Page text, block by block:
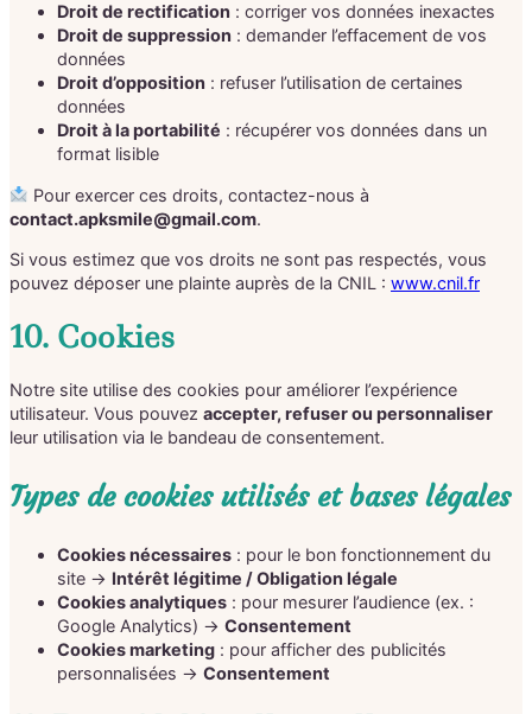
Droit de rectification : corriger vos données inexactes
Droit de suppression : demander l’effacement de vos
données
Droit d’opposition : refuser l’utilisation de certaines
données
Droit à la portabilité : récupérer vos données dans un
format lisible
Pour exercer ces droits, contactez-nous à
contact.apksmile@gmail.com.
Si vous estimez que vos droits ne sont pas respectés, vous
pouvez déposer une plainte auprès de la CNIL : www.cnil.fr
10. Cookies
Notre site utilise des cookies pour améliorer l’expérience
utilisateur. Vous pouvez accepter, refuser ou personnaliser
leur utilisation via le bandeau de consentement.
Types de cookies utilisés et bases légales
Cookies nécessaires : pour le bon fonctionnement du
site → Intérêt légitime / Obligation légale
Cookies analytiques : pour mesurer l’audience (ex. :
Google Analytics) → Consentement
Cookies marketing : pour afficher des publicités
personnalisées → Consentement